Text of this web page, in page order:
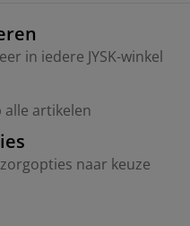
in iedere JYSK-winkel
alle artikelen
naar keuze